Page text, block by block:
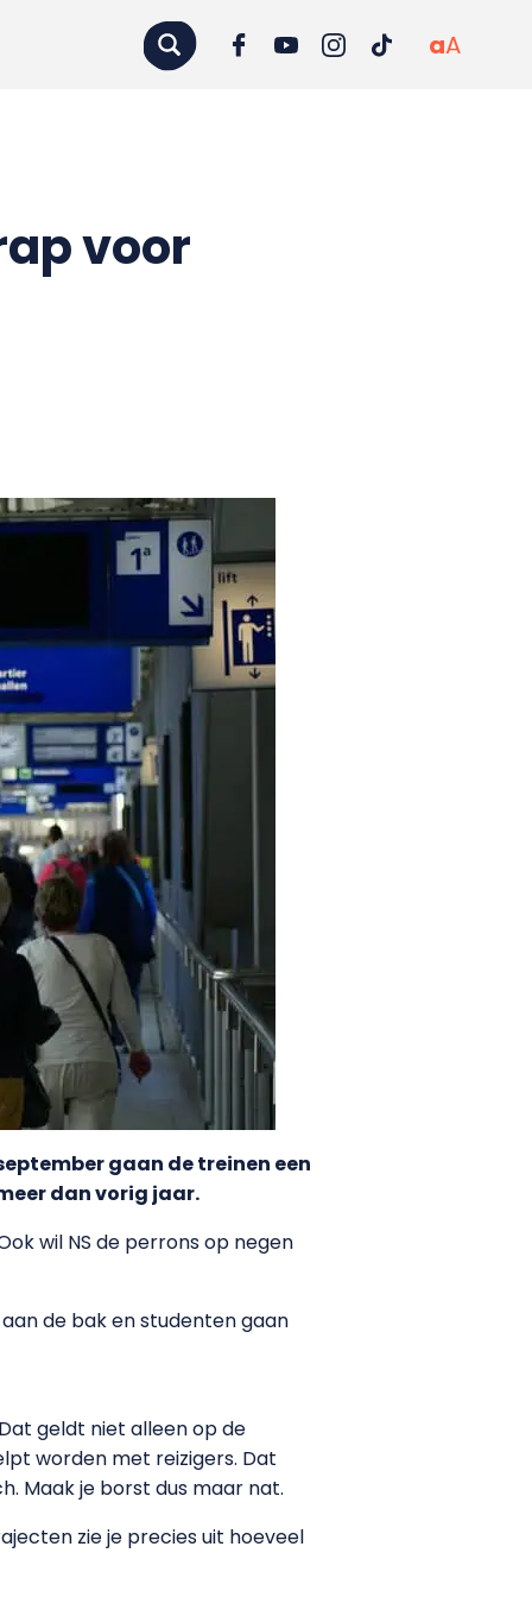
aA
voor
gaan de treinen een
dan vorig jaar.
wil NS de perrons op negen
de bak en studenten gaan
geldt niet alleen op de
worden met reizigers. Dat
Maak je borst dus maar nat.
zie je precies uit hoeveel